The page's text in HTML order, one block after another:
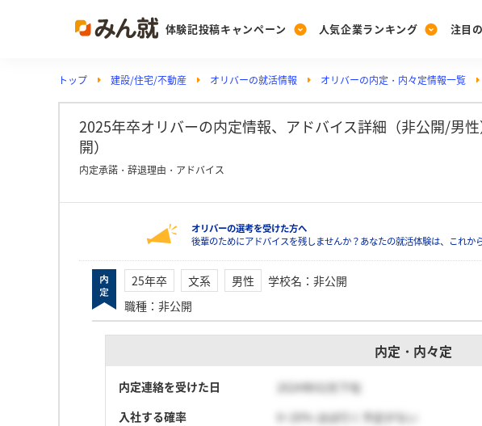
体験記投稿キャンペーン
Post
投稿する
[27卒]
人気企業ランキング
Ranking
ランキングを見る
みんな
注目
PickUp
注目の企業特集
動画で知ろう！業界・企業研究
トップ 建設/住宅/不動産 オリバーの就活情報 オリバーの内定・内々定情報一覧
2025年卒オリバーの内定情報、アドバイス詳細（非公開/男
開）
内定承諾・辞退理由・アドバイス
オリバーの選考を受けた方へ
後輩のためにアドバイスを残しませんか？あなたの就活体験は、これか
25年卒 文系 男性 学校名 ： 非公開
職種 ： 非公開
内定・内々定
内定連絡を受けた日
2024年02月下旬
入社する確率
0~20% ほぼ行く予定がない